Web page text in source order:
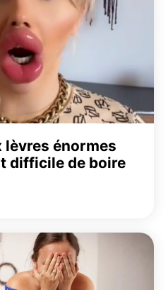
lèvres énormes
difficile de boire